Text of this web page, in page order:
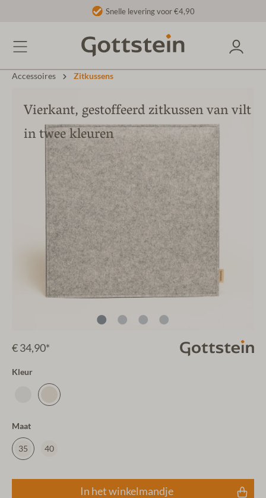
Snelle levering voor €4,90
Accessoires Zitkussens
Vierkant, gestoffeerd zitkussen van vilt
in twee kleuren
€ 34,90*
Kleur
Maat
35 40
In het winkelmandje